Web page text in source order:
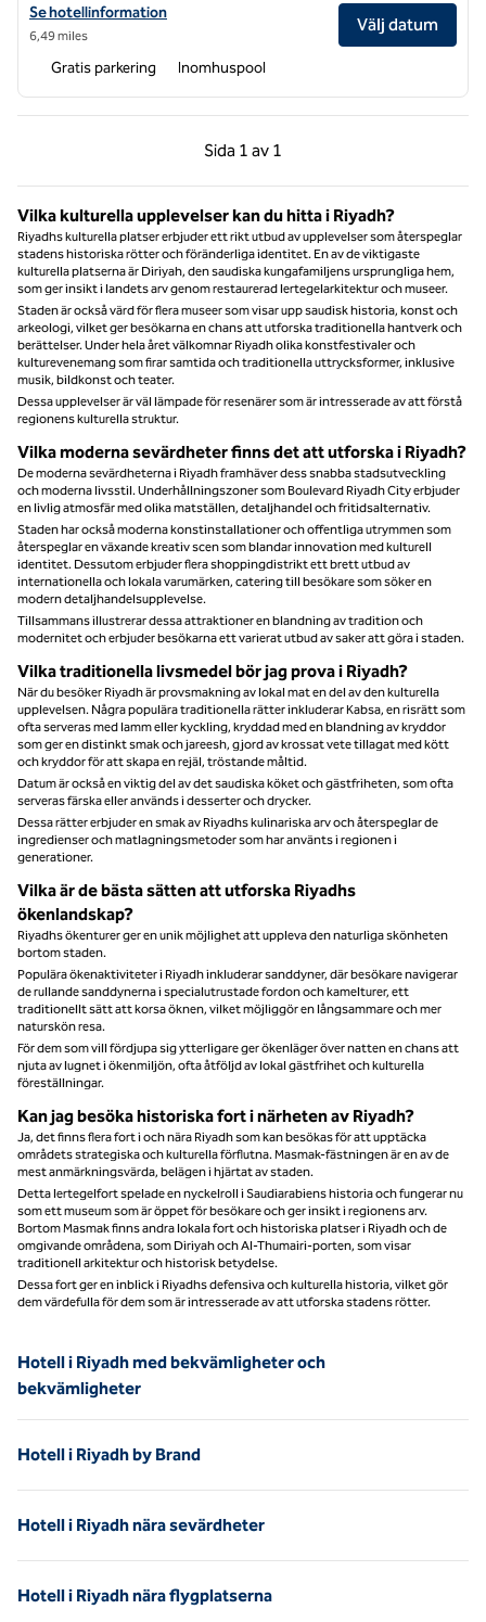
Visa hotelluppgifter för DoubleTree by Hilton Riyadh Financial
Se hotellinformation
6,49 miles
Välj datum
Gratis parkering Inomhuspool
Sida 1 av 1
Föregående sida, 1 av 1
Sida 1 av 1
Vilka kulturella upplevelser kan du hitta i Riyadh?
Riyadhs kulturella platser erbjuder ett rikt utbud av upplevelser som återspeglar
stadens historiska rötter och föränderliga identitet. En av de viktigaste
kulturella platserna är Diriyah, den saudiska kungafamiljens ursprungliga hem,
som ger insikt i landets arv genom restaurerad lertegelarkitektur och museer.
Staden är också värd för flera museer som visar upp saudisk historia, konst och
arkeologi, vilket ger besökarna en chans att utforska traditionella hantverk och
berättelser. Under hela året välkomnar Riyadh olika konstfestivaler och
kulturevenemang som firar samtida och traditionella uttrycksformer, inklusive
musik, bildkonst och teater.
Dessa upplevelser är väl lämpade för resenärer som är intresserade av att förstå
regionens kulturella struktur.
Vilka moderna sevärdheter finns det att utforska i Riyadh?
De moderna sevärdheterna i Riyadh framhäver dess snabba stadsutveckling
och moderna livsstil. Underhållningszoner som Boulevard Riyadh City erbjuder
en livlig atmosfär med olika matställen, detaljhandel och fritidsalternativ.
Staden har också moderna konstinstallationer och offentliga utrymmen som
återspeglar en växande kreativ scen som blandar innovation med kulturell
identitet. Dessutom erbjuder flera shoppingdistrikt ett brett utbud av
internationella och lokala varumärken, catering till besökare som söker en
modern detaljhandelsupplevelse.
Tillsammans illustrerar dessa attraktioner en blandning av tradition och
modernitet och erbjuder besökarna ett varierat utbud av saker att göra i staden.
Vilka traditionella livsmedel bör jag prova i Riyadh?
När du besöker Riyadh är provsmakning av lokal mat en del av den kulturella
upplevelsen. Några populära traditionella rätter inkluderar Kabsa, en risrätt som
ofta serveras med lamm eller kyckling, kryddad med en blandning av kryddor
som ger en distinkt smak och jareesh, gjord av krossat vete tillagat med kött
och kryddor för att skapa en rejäl, tröstande måltid.
Datum är också en viktig del av det saudiska köket och gästfriheten, som ofta
serveras färska eller används i desserter och drycker.
Dessa rätter erbjuder en smak av Riyadhs kulinariska arv och återspeglar de
ingredienser och matlagningsmetoder som har använts i regionen i
generationer.
Vilka är de bästa sätten att utforska Riyadhs
ökenlandskap?
Riyadhs ökenturer ger en unik möjlighet att uppleva den naturliga skönheten
bortom staden.
Populära ökenaktiviteter i Riyadh inkluderar sanddyner, där besökare navigerar
de rullande sanddynerna i specialutrustade fordon och kamelturer, ett
traditionellt sätt att korsa öknen, vilket möjliggör en långsammare och mer
naturskön resa.
För dem som vill fördjupa sig ytterligare ger ökenläger över natten en chans att
njuta av lugnet i ökenmiljön, ofta åtföljd av lokal gästfrihet och kulturella
föreställningar.
Kan jag besöka historiska fort i närheten av Riyadh?
Ja, det finns flera fort i och nära Riyadh som kan besökas för att upptäcka
områdets strategiska och kulturella förflutna. Masmak-fästningen är en av de
mest anmärkningsvärda, belägen i hjärtat av staden.
Detta lertegelfort spelade en nyckelroll i Saudiarabiens historia och fungerar nu
som ett museum som är öppet för besökare och ger insikt i regionens arv.
Bortom Masmak finns andra lokala fort och historiska platser i Riyadh och de
omgivande områdena, som Diriyah och Al-Thumairi-porten, som visar
traditionell arkitektur och historisk betydelse.
Dessa fort ger en inblick i Riyadhs defensiva och kulturella historia, vilket gör
dem värdefulla för dem som är intresserade av att utforska stadens rötter.
Hotell i Riyadh med bekvämligheter och
bekvämligheter
Hotell i Riyadh by Brand
Hotell i Riyadh nära sevärdheter
Hotell i Riyadh nära flygplatserna